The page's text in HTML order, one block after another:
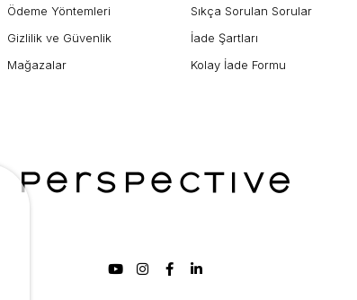
Ödeme Yöntemleri
Gizlilik ve Güvenlik
Mağazalar
Sıkça Sorulan Sorular
İade Şartları
Kolay İade Formu